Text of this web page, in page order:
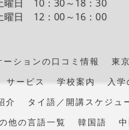
曜日 10：30～18：30
曜日 12：00～16：00
ションの口コミ情報
東
サービス 学校案内 入学
介 タイ語／開講スケジュ
他の言語一覧 韓国語